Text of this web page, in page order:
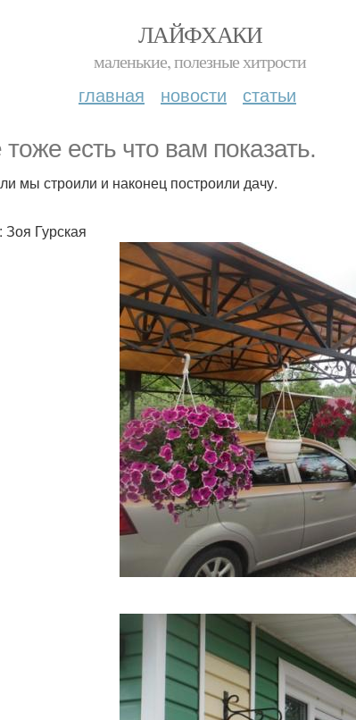
ЛАЙФХАКИ
маленькие, полезные хитрости
главная новости статьи
есть что вам показать.
мы строили и наконец построили дачу.
Зоя Гурская